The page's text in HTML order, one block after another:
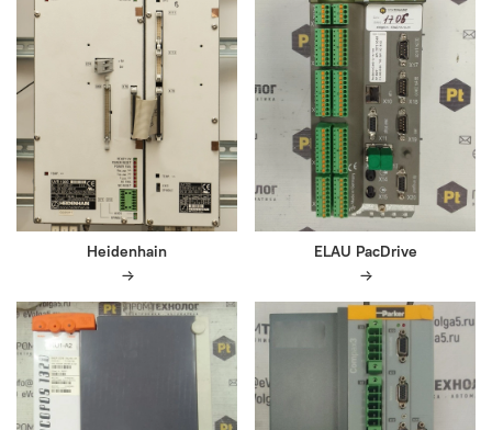
Heidenhain ELAU PacDrive